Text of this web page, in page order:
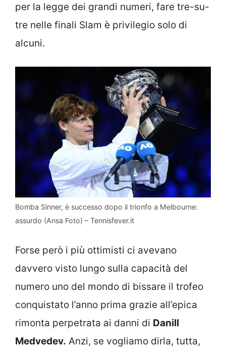
per la legge dei grandi numeri, fare tre-su-
tre nelle finali Slam è privilegio solo di
alcuni.
Bomba Sinner, è successo dopo il trionfo a Melbourne:
assurdo (Ansa Foto) – Tennisfever.it
Forse però i più ottimisti ci avevano
davvero visto lungo sulla capacità del
numero uno del mondo di bissare il trofeo
conquistato l’anno prima grazie all’epica
rimonta perpetrata ai danni di Danill
Medvedev. Anzi, se vogliamo dirla, tutta,